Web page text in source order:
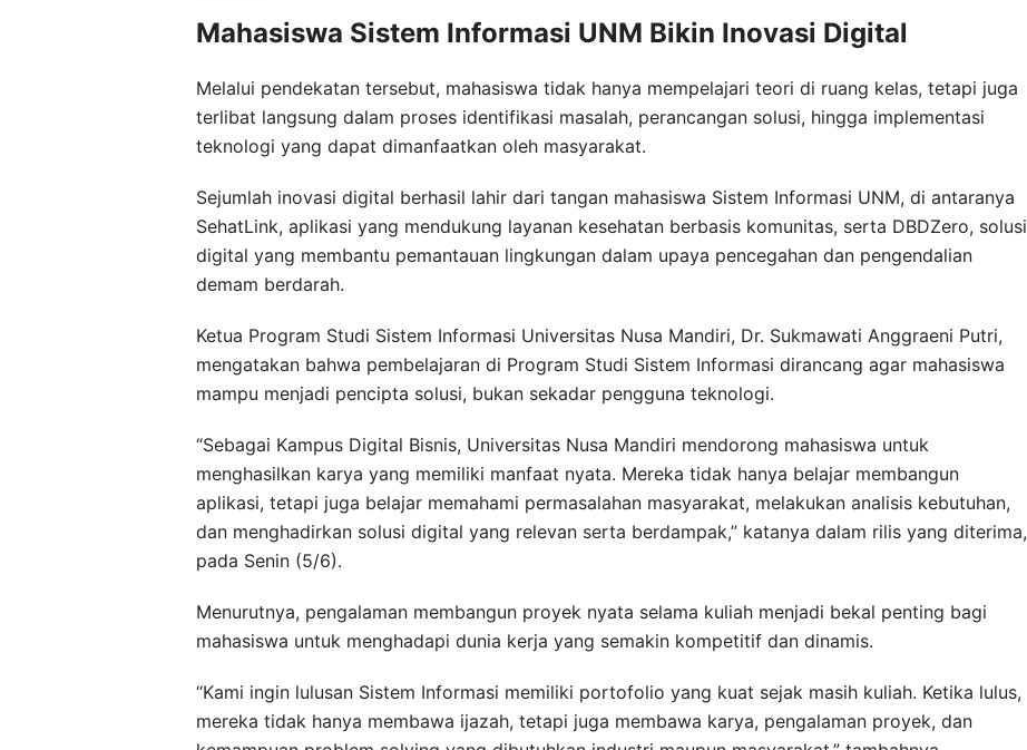
Mahasiswa Sistem Informasi UNM Bikin Inovasi Digital
Melalui pendekatan tersebut, mahasiswa tidak hanya mempelajari teori di ruang kelas, tetapi juga
terlibat langsung dalam proses identifikasi masalah, perancangan solusi, hingga implementasi
teknologi yang dapat dimanfaatkan oleh masyarakat.
Sejumlah inovasi digital berhasil lahir dari tangan mahasiswa Sistem Informasi UNM, di antaranya
SehatLink, aplikasi yang mendukung layanan kesehatan berbasis komunitas, serta DBDZero, solusi
digital yang membantu pemantauan lingkungan dalam upaya pencegahan dan pengendalian
demam berdarah.
Ketua Program Studi Sistem Informasi Universitas Nusa Mandiri, Dr. Sukmawati Anggraeni Putri,
mengatakan bahwa pembelajaran di Program Studi Sistem Informasi dirancang agar mahasiswa
mampu menjadi pencipta solusi, bukan sekadar pengguna teknologi.
“Sebagai Kampus Digital Bisnis, Universitas Nusa Mandiri mendorong mahasiswa untuk
menghasilkan karya yang memiliki manfaat nyata. Mereka tidak hanya belajar membangun
aplikasi, tetapi juga belajar memahami permasalahan masyarakat, melakukan analisis kebutuhan,
dan menghadirkan solusi digital yang relevan serta berdampak,” katanya dalam rilis yang diterima,
pada Senin (5/6).
Menurutnya, pengalaman membangun proyek nyata selama kuliah menjadi bekal penting bagi
mahasiswa untuk menghadapi dunia kerja yang semakin kompetitif dan dinamis.
“Kami ingin lulusan Sistem Informasi memiliki portofolio yang kuat sejak masih kuliah. Ketika lulus,
mereka tidak hanya membawa ijazah, tetapi juga membawa karya, pengalaman proyek, dan